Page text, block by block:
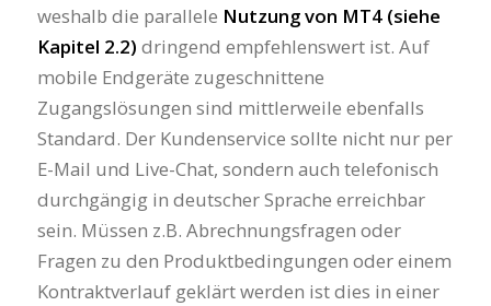
weshalb die parallele Nutzung von MT4 (siehe
Kapitel 2.2) dringend empfehlenswert ist. Auf
mobile Endgeräte zugeschnittene
Zugangslösungen sind mittlerweile ebenfalls
Standard. Der Kundenservice sollte nicht nur per
E-Mail und Live-Chat, sondern auch telefonisch
durchgängig in deutscher Sprache erreichbar
sein. Müssen z.B. Abrechnungsfragen oder
Fragen zu den Produktbedingungen oder einem
Kontraktverlauf geklärt werden ist dies in einer